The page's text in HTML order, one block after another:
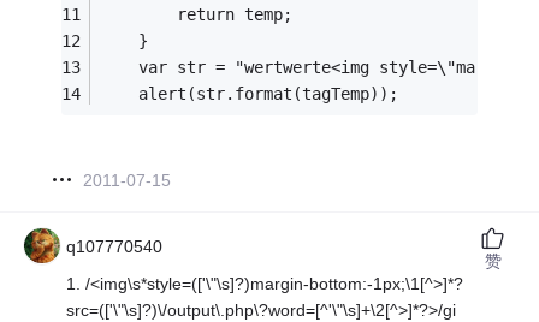
		return temp;
	}
var str = "wertwerte<img
	alert(str.format(tagTemp));
2011-07-15
q107770540
1. /<img\s*style=(['\"\s]?)margin-bottom:-1px;\1[^>]*?
src=(['\"\s]?)\/output\.php\?word=[^'\"\s]+\2[^>]*?>/gi
赞